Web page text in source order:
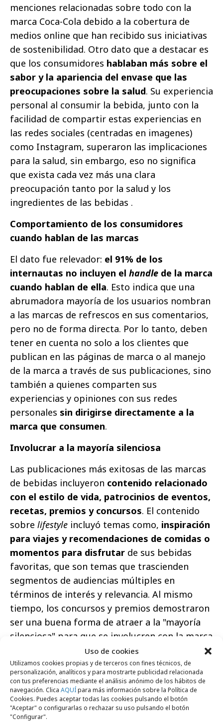
Uso de cookies
Utilizamos cookies propias y de terceros con fines técnicos, de
personalización, analíticos y para mostrarte publicidad relacionada
con tus preferencias mediante el análisis anónimo de los hábitos de
navegación. Clica AQUÍpara más información sobre la Política de
Cookies. Puedes aceptar todas las cookies pulsando el botón
"Aceptar" o configurarlas o rechazar su uso pulsando el botón
"Configurar".
menciones relacionadas sobre todo con la
marca Coca-Cola debido a la cobertura de
medios online que han recibido sus iniciativas
de sostenibilidad. Otro dato que a destacar es
que los consumidores hablaban más sobre el
sabor y la apariencia del envase que las
preocupaciones sobre la salud. Su experiencia
personal al consumir la bebida, junto con la
facilidad de compartir estas experiencias en
las redes sociales (centradas en imagenes)
como Instagram, superaron las implicaciones
para la salud, sin embargo, eso no significa
que exista cada vez más una clara
preocupación tanto por la salud y los
ingredientes de las bebidas .
Comportamiento de los consumidores
cuando hablan de las marcas
El dato fue relevador: el 91% de los
internautas no incluyen el handle de la marca
cuando hablan de ella. Esto indica que una
abrumadora mayoría de los usuarios nombran
a las marcas de refrescos en sus comentarios,
pero no de forma directa. Por lo tanto, deben
tener en cuenta no solo a los clientes que
publican en las páginas de marca o al manejo
de la marca a través de sus publicaciones, sino
también a quienes comparten sus
experiencias y opiniones con sus redes
personales sin dirigirse directamente a la
marca que consumen.
Involucrar a la mayoría silenciosa
Las publicaciones más exitosas de las marcas
de bebidas incluyeron contenido relacionado
con el estilo de vida, patrocinios de eventos,
recetas, premios y concursos. El contenido
sobre lifestyle incluyó temas como, inspiración
para viajes y recomendaciones de comidas o
momentos para disfrutar de sus bebidas
favoritas, que son temas que trascienden
segmentos de audiencias múltiples en
términos de interés y relevancia. Al mismo
tiempo, los concursos y premios demostraron
ser una buena forma de atraer a la "mayoría
silenciosa" para que se involucren con la marca
en las redes sociales.
Con las tendencias de consumo cambiando las
marcas de bebidas deben ser más vigilantes
para mantener lareputación online y
relevanciaentre los consumidores.